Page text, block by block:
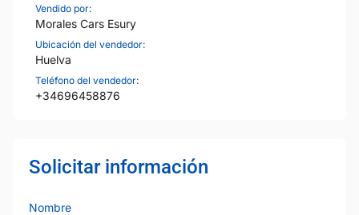
Vendido por:
Morales Cars Esury
Ubicación del vendedor:
Huelva
Teléfono del vendedor:
+34696458876
Solicitar información
Nombre